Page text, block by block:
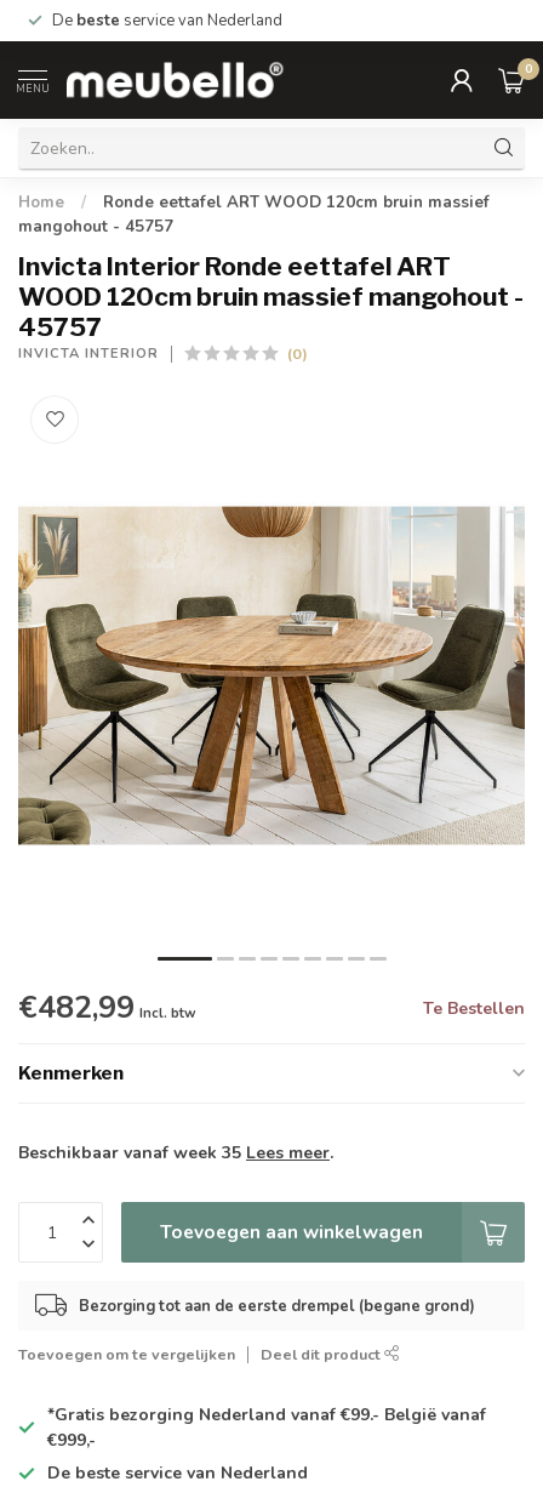
De beste service van Nederland
MENU
0
Home /
Ronde eettafel ART WOOD 120cm bruin massief
mangohout - 45757
Invicta Interior Ronde eettafel ART
WOOD 120cm bruin massief mangohout -
45757
INVICTA INTERIOR (0)
€482,99 Incl. btw Te Bestellen
Kenmerken
Beschikbaar vanaf week 35 Lees meer.
Toevoegen aan winkelwagen
Bezorging tot aan de eerste drempel (begane grond)
Toevoegen om te vergelijken Deel dit product
*Gratis bezorging Nederland vanaf €99.- België vanaf
€999,-
De beste service van Nederland